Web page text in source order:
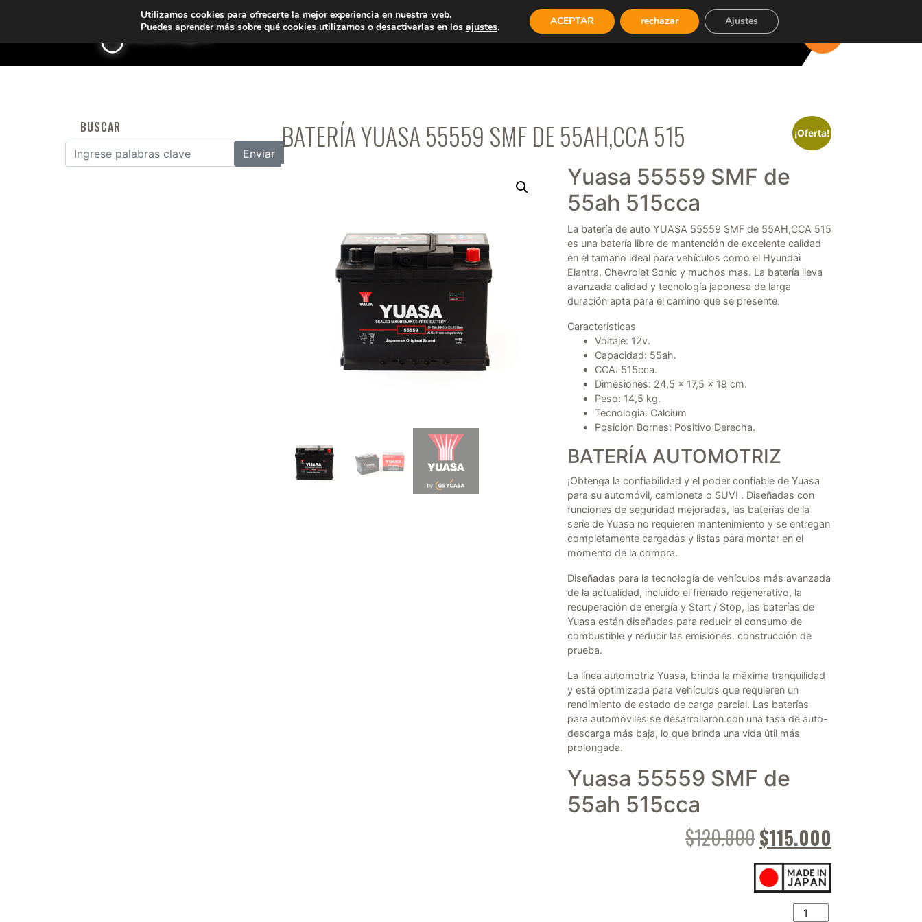
< TIENDA PRODUCTOS EMPRESA CONTACTO
BUSCAR
Buscar por:
BATERÍA YUASA 55559 SMF DE 55AH,CCA 515 ¡Oferta!
Yuasa 55559 SMF de
55ah 515cca
La batería de auto YUASA 55559 SMF de 55AH,CCA 515
es una batería libre de mantención de excelente calidad
en el tamaño ideal para vehículos como el Hyundai
Elantra, Chevrolet Sonic y muchos mas. La batería lleva
avanzada calidad y tecnología japonesa de larga
duración apta para el camino que se presente.
Características
Voltaje: 12v.
Capacidad: 55ah.
CCA: 515cca.
Dimesiones: 24,5 x 17,5 x 19 cm.
Peso: 14,5 kg.
Tecnologia: Calcium
Posicion Bornes: Positivo Derecha.
BATERÍA AUTOMOTRIZ
¡Obtenga la confiabilidad y el poder confiable de Yuasa
para su automóvil, camioneta o SUV! . Diseñadas con
funciones de seguridad mejoradas, las baterías de la
serie de Yuasa no requieren mantenimiento y se entregan
completamente cargadas y listas para montar en el
momento de la compra.
Diseñadas para la tecnología de vehículos más avanzada
de la actualidad, incluido el frenado regenerativo, la
recuperación de energía y Start / Stop, las baterías de
Yuasa están diseñadas para reducir el consumo de
combustible y reducir las emisiones. construcción de
prueba.
La línea automotriz Yuasa, brinda la máxima tranquilidad
y está optimizada para vehículos que requieren un
rendimiento de estado de carga parcial. Las baterías
para automóviles se desarrollaron con una tasa de auto-
descarga más baja, lo que brinda una vida útil más
prolongada.
Yuasa 55559 SMF de
55ah 515cca
$120.000El precio original era:
$115.000
Batería Yuasa 55559 SMF
Utilizamos cookies para ofrecerte la mejor experiencia en nuestra web.
Puedes aprender más sobre qué cookies utilizamos o desactivarlas en los ajustes. ACEPTAR rechazar Ajustes